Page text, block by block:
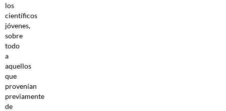
los
científicos
jóvenes,
sobre
todo
a
aquellos
que
provenían
previamente
de